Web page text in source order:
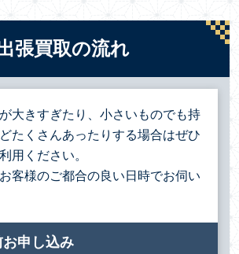
張買取の流れ
大きすぎたり、小さいものでも持
たくさんあったりする場合はぜひ
用ください。
客様のご都合の良い日時でお伺い
お申し込み